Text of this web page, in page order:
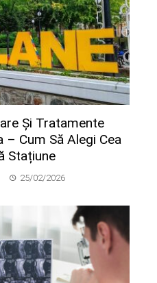
Și Tratamente
– Cum Să Alegi Cea
Stațiune
25/02/2026